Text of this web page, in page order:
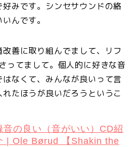
みです。シンセサウンドの絡
んです。
善に取り組んでまして、リフ
ってまして。個人的に好きな音
なくて、みんなが良いって言
たほうが良いだろうというこ
音の良い（音がいい）CD紹
| Ole Børud 【Shakin the